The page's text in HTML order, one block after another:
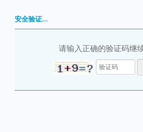
安全验证...
请输入正确的验证码继